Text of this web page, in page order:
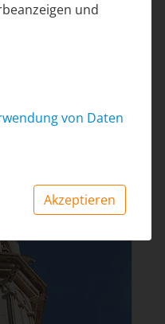
Senyora dels
Rubí. Sie
im
erbaut.
und
von Daten
Akzeptieren